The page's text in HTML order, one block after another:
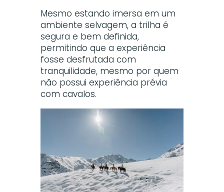
Mesmo estando imersa em um
ambiente selvagem, a trilha é
segura e bem definida,
permitindo que a experiência
fosse desfrutada com
tranquilidade, mesmo por quem
não possui experiência prévia
com cavalos.